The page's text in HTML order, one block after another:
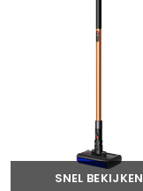
SNEL BEKIJKEN